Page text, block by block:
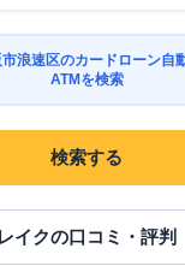
浪速区のカードローン自
ATMを検索
検索する
レイクの口コミ・評判